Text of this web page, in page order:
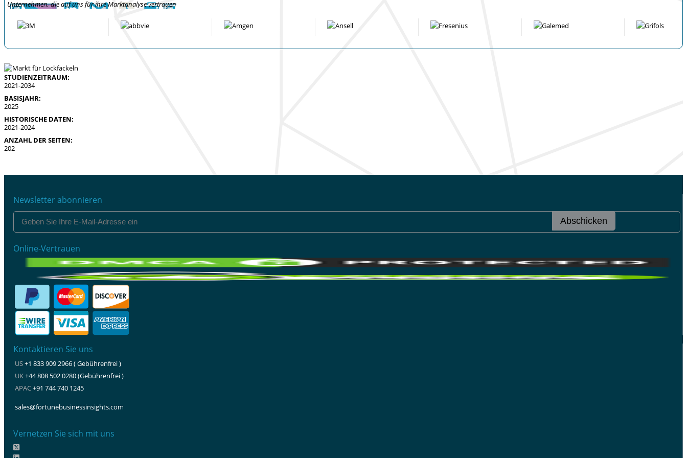
Unternehmen, die auf uns für ihre Marktanalyse vertrauen
STUDIENZEITRAUM:
2021-2034
BASISJAHR:
2025
HISTORISCHE DATEN:
2021-2024
ANZAHL DER SEITEN:
202
Newsletter abonnieren
Abschicken
Online-Vertrauen
Kontaktieren Sie uns
US+1 833 909 2966 ( Gebührenfrei )
UK+44 808 502 0280 (Gebührenfrei )
APAC+91 744 740 1245
sales@fortunebusinessinsights.com
Vernetzen Sie sich mit uns